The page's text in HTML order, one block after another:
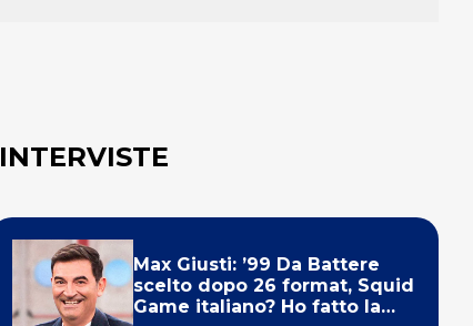
INTERVISTE
Max Giusti: ’99 Da Battere
scelto dopo 26 format, Squid
Game italiano? Ho fatto la